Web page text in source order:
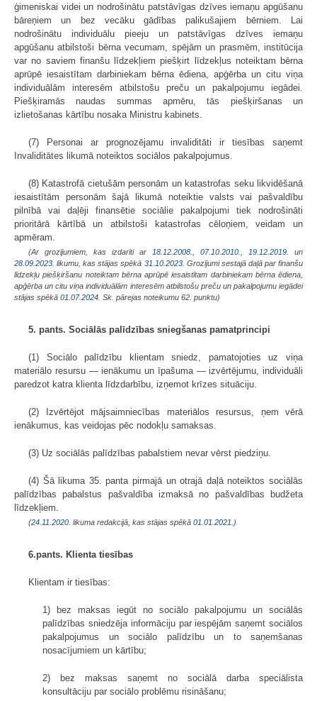
ģimeniskai videi un nodrošinātu patstāvīgas dzīves iemaņu apgūšanu
bāreņiem un bez vecāku gādības palikušajiem bērniem. Lai
nodrošinātu individuālu pieeju un patstāvīgas dzīves iemaņu
apgūšanu atbilstoši bērna vecumam, spējām un prasmēm, institūcija
var no saviem finanšu līdzekļiem piešķirt līdzekļus noteiktam bērna
aprūpē iesaistītam darbiniekam bērna ēdiena, apģērba un citu viņa
individuālām interesēm atbilstošu preču un pakalpojumu iegādei.
Piešķiramās naudas summas apmēru, tās piešķiršanas un
izlietošanas kārtību nosaka Ministru kabinets.
(7) Personai ar prognozējamu invaliditāti ir tiesības saņemt
Invaliditātes likumā noteiktos sociālos pakalpojumus.
(8) Katastrofā cietušām personām un katastrofas seku likvidēšanā
iesaistītām personām šajā likumā noteiktie valsts vai pašvaldību
pilnībā vai daļēji finansētie sociālie pakalpojumi tiek nodrošināti
prioritārā kārtībā un atbilstoši katastrofas cēloņiem, veidam un
apmēram.
(Ar grozījumiem, kas izdarīti ar 18.12.2008. 07.10.2010. 19.12.2019.
un
28.09.2023 . likumu, kas stājas spēkā 31.10.2023. Grozījumi sestajā daļā par finanšu
līdzekļu piešķiršanu noteiktam bērna aprūpē iesaistītam darbiniekam bērna ēdiena,
apģērba un citu viņa individuālām interesēm atbilstošu preču un pakalpojumu iegādei
stājas spēkā 01.07.2024. Sk. pārejas noteikumu 62. punktu)
5. pants. Sociālās palīdzības sniegšanas pamatprincipi
(1) Sociālo palīdzību klientam sniedz, pamatojoties uz viņa
materiālo resursu — ienākumu un īpašuma — izvērtējumu, individuāli
paredzot katra klienta līdzdarbību, izņemot krīzes situāciju.
(2) Izvērtējot mājsaimniecības materiālos resursus, ņem vērā
ienākumus, kas veidojas pēc nodokļu samaksas.
(3) Uz sociālās palīdzības pabalstiem nevar vērst piedziņu.
(4) Šā likuma 35. panta pirmajā un otrajā daļā noteiktos sociālās
palīdzības pabalstus pašvaldība izmaksā no pašvaldības budžeta
līdzekļiem.
(24.11.2020 . likuma redakcijā, kas stājas spēkā 01.01.2021. )
6.pants. Klienta tiesības
Klientam ir tiesības:
1) bez maksas iegūt no sociālo pakalpojumu un sociālās
palīdzības sniedzēja informāciju par iespējām saņemt sociālos
pakalpojumus un sociālo palīdzību un to saņemšanas
nosacījumiem un kārtību;
2) bez maksas saņemt no sociālā darba speciālista
konsultāciju par sociālo problēmu risināšanu;